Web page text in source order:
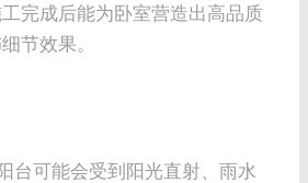
完成后能为卧室营造出高品质
节效果。
台可能会受到阳光直射、雨水